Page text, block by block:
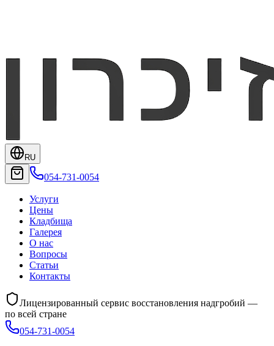
RU
054-731-0054
Услуги
Цены
Кладбища
Галерея
О нас
Вопросы
Статьи
Контакты
Лицензированный сервис восстановления надгробий —
по всей стране
054-731-0054